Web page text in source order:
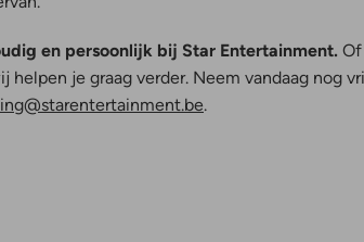
en persoonlijk bij Star Entertainment.
helpen je graag verder. Neem vandaag nog
.